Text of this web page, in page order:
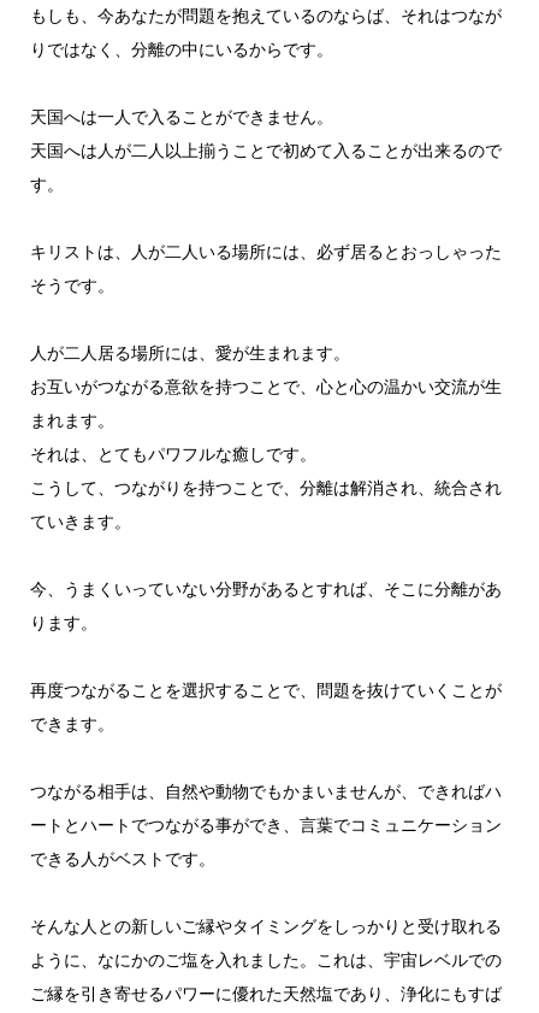
もしも、今あなたが問題を抱えているのならば、それはつなが
りではなく、分離の中にいるからです。
天国へは一人で入ることができません。
天国へは人が二人以上揃うことで初めて入ることが出来るので
す。
キリストは、人が二人いる場所には、必ず居るとおっしゃった
そうです。
人が二人居る場所には、愛が生まれます。
お互いがつながる意欲を持つことで、心と心の温かい交流が生
まれます。
それは、とてもパワフルな癒しです。
こうして、つながりを持つことで、分離は解消され、統合され
ていきます。
今、うまくいっていない分野があるとすれば、そこに分離があ
ります。
再度つながることを選択することで、問題を抜けていくことが
できます。
つながる相手は、自然や動物でもかまいませんが、できればハ
ートとハートでつながる事ができ、言葉でコミュニケーション
できる人がベストです。
そんな人との新しいご縁やタイミングをしっかりと受け取れる
ように、なにかのご塩を入れました。これは、宇宙レベルでの
ご縁を引き寄せるパワーに優れた天然塩であり、浄化にもすば